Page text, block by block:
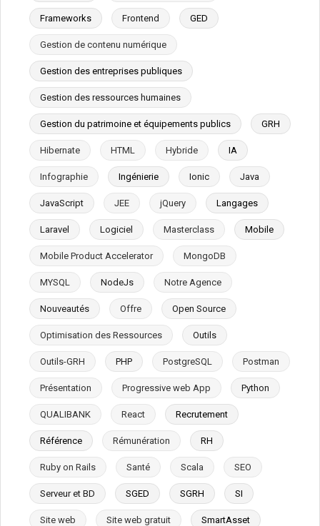
Frameworks Frontend GED
Gestion de contenu numérique
Gestion des entreprises publiques
Gestion des ressources humaines
Gestion du patrimoine et équipements publics GRH
Hibernate HTML Hybride IA
Infographie Ingénierie Ionic Java
JavaScript JEE jQuery Langages
Laravel Logiciel Masterclass Mobile
Mobile Product Accelerator MongoDB
MYSQL NodeJs Notre Agence
Nouveautés Offre Open Source
Optimisation des Ressources Outils
Outils-GRH PHP PostgreSQL Postman
Présentation Progressive web App Python
QUALIBANK React Recrutement
Référence Rémunération RH
Ruby on Rails Santé Scala SEO
Serveur et BD SGED SGRH SI
Site web Site web gratuit SmartAsset